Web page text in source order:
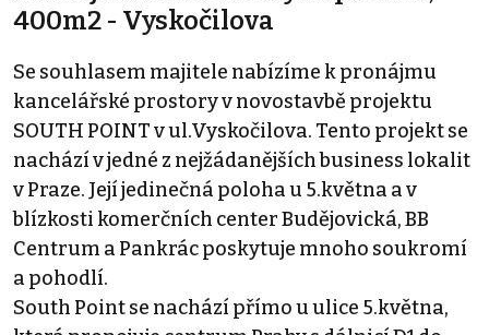
400m2 - Vyskočilova
Se souhlasem majitele nabízíme k pronájmu
kancelářské prostory v novostavbě projektu
SOUTH POINT v ul.Vyskočilova. Tento projekt se
nachází v jedné z nejžádanějších business lokalit
v Praze. Její jedinečná poloha u 5.května a v
blízkosti komerčních center Budějovická, BB
Centrum a Pankrác poskytuje mnoho soukromí
a pohodlí.
South Point se nachází přímo u ulice 5.května,